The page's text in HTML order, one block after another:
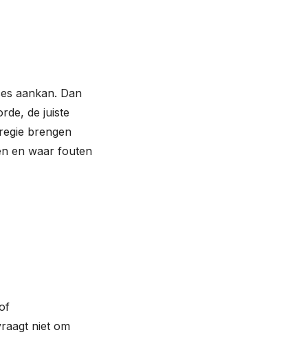
aankan. Dan
de juiste
brengen
en waar fouten
niet om